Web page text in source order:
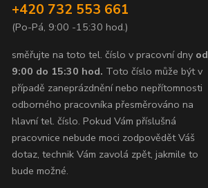
+420 732 553 661
(Po-Pá, 9:00 -15:30 hod.)
směřujte na toto tel. číslo v pracovní dny od
9:00 do 15:30 hod. Toto číslo může být v
případě zaneprázdnění nebo nepřítomnosti
odborného pracovníka přesměrováno na
hlavní tel. číslo. Pokud Vám příslušná
pracovnice nebude moci zodpovědět Váš
dotaz, technik Vám zavolá zpět, jakmile to
bude možné.